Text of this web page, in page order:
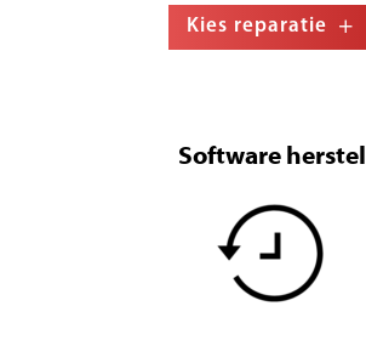
Kies reparatie
Software herstel